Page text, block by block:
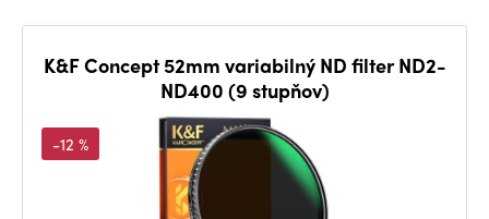
K&F Concept 52mm variabilný ND filter ND2-
ND400 (9 stupňov)
-12 %